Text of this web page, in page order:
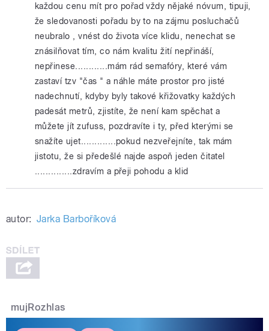
každou cenu mít pro pořad vždy nějaké nóvum, tipuji,
že sledovanosti pořadu by to na zájmu posluchačů
neubralo , vnést do života více klidu, nenechat se
znásilňovat tím, co nám kvalitu žití nepřináší,
nepřinese............mám rád semafóry, které vám
zastaví tzv "čas " a náhle máte prostor pro jisté
nadechnutí, kdyby byly takové křižovatky každých
padesát metrů, zjistíte, že není kam spěchat a
můžete jít zufuss, pozdravíte i ty, před kterými se
snažíte ujet.............pokud nezveřejníte, tak mám
jistotu, že si předešlé najde aspoň jeden čitatel
..............zdravím a přeji pohodu a klid
autor: Jarka Barboříková
mujRozhlas